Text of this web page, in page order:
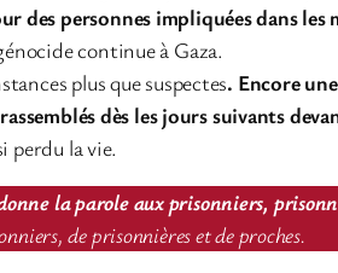
personnes impliquées dans les
continue à Gaza.
plus que suspectes. Encore
dès les jours suivants
perdu la vie.
la parole aux prisonniers,
de prisonnières et de proches.